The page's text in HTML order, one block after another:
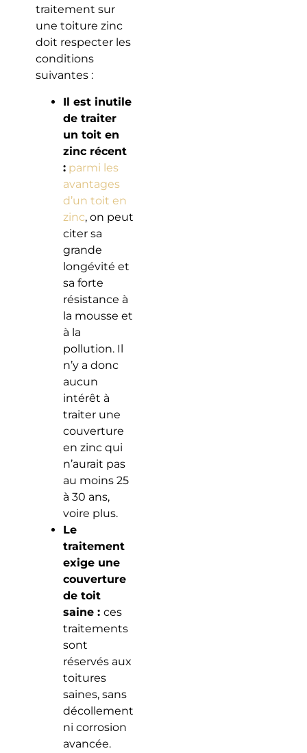
traitement sur
une toiture zinc
doit respecter les
conditions
suivantes :
Il est inutile
de traiter
un toit en
zinc récent
: parmi les
avantages
d’un toit en
zinc, on peut
citer sa
grande
longévité et
sa forte
résistance à
la mousse et
à la
pollution. Il
n’y a donc
aucun
intérêt à
traiter une
couverture
en zinc qui
n’aurait pas
au moins 25
à 30 ans,
voire plus.
Le
traitement
exige une
couverture
de toit
saine : ces
traitements
sont
réservés aux
toitures
saines, sans
décollement
ni corrosion
avancée.